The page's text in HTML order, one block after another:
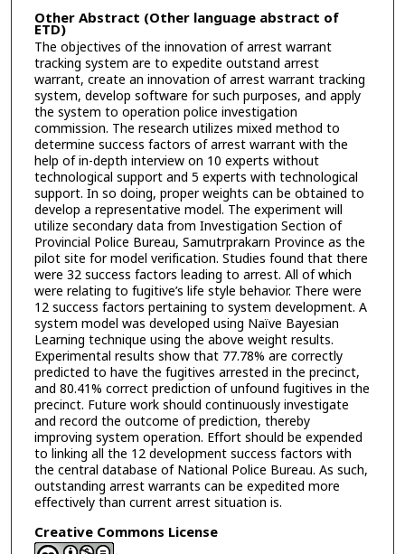
Other Abstract (Other language abstract of
ETD)
The objectives of the innovation of arrest warrant
tracking system are to expedite outstand arrest
warrant, create an innovation of arrest warrant tracking
system, develop software for such purposes, and apply
the system to operation police investigation
commission. The research utilizes mixed method to
determine success factors of arrest warrant with the
help of in-depth interview on 10 experts without
technological support and 5 experts with technological
support. In so doing, proper weights can be obtained to
develop a representative model. The experiment will
utilize secondary data from Investigation Section of
Provincial Police Bureau, Samutrprakarn Province as the
pilot site for model verification. Studies found that there
were 32 success factors leading to arrest. All of which
were relating to fugitive’s life style behavior. There were
12 success factors pertaining to system development. A
system model was developed using Naïve Bayesian
Learning technique using the above weight results.
Experimental results show that 77.78% are correctly
predicted to have the fugitives arrested in the precinct,
and 80.41% correct prediction of unfound fugitives in the
precinct. Future work should continuously investigate
and record the outcome of prediction, thereby
improving system operation. Effort should be expended
to linking all the 12 development success factors with
the central database of National Police Bureau. As such,
outstanding arrest warrants can be expedited more
effectively than current arrest situation is.
Creative Commons License